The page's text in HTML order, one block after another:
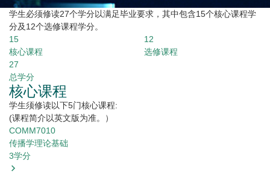
学生必须修读27个学分以满足毕业要求，其中包含15个核心课程学
分及12个选修课程学分。
15
核心课程
12
选修课程
27
总学分
核心课程
学生须修读以下5门核心课程:
(课程简介以英文版为准。）
COMM7010
传播学理论基础
3学分